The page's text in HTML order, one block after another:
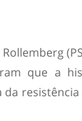
que a
da